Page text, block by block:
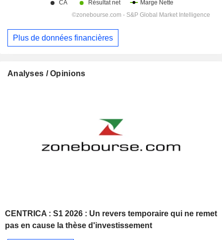
Plus de données financières
Analyses / Opinions
CENTRICA : S1 2026 : Un revers temporaire qui ne remet
pas en cause la thèse d'investissement